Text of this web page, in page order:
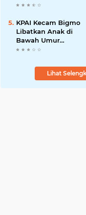
Viking dan Jak Mania
Piala Presiden 2026
KPAI Kecam Bigmo
Libatkan Anak di
Bawah Umur
Promosikan Liquid
Bertindak Tegas
Lihat